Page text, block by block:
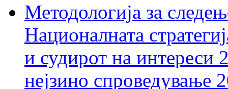
Методологија за
Националната
и судирот на интереси
нејзино спроведување